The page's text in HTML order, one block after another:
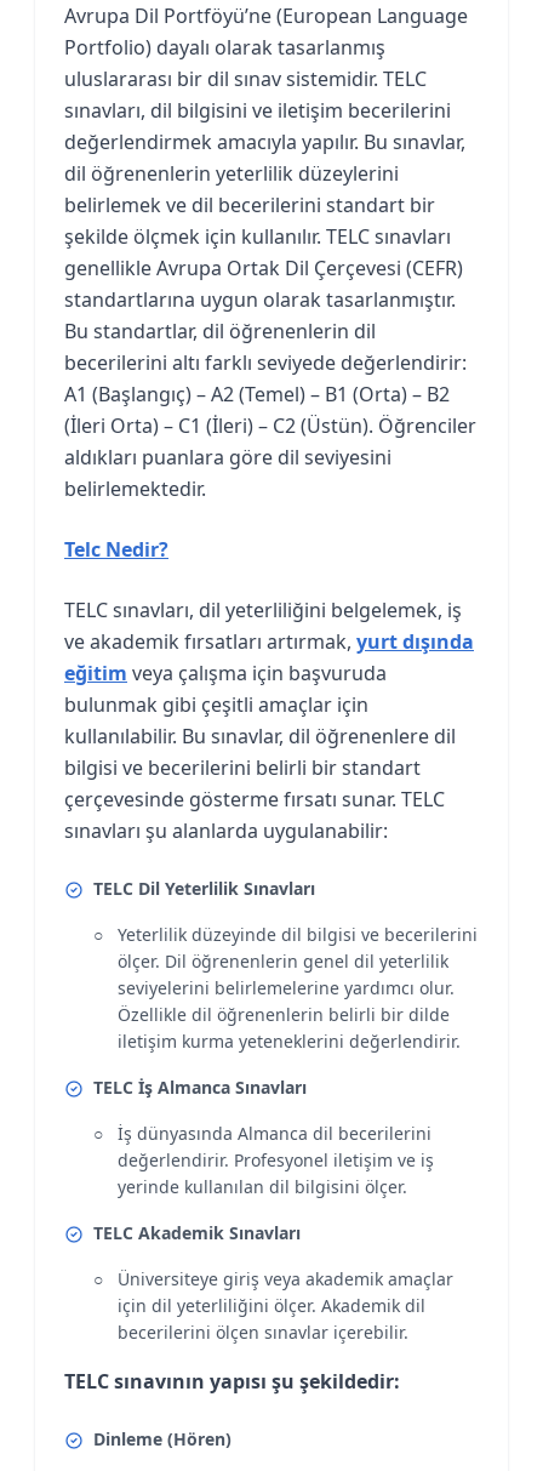
Avrupa Dil Portföyü’ne (European Language
Portfolio) dayalı olarak tasarlanmış
uluslararası bir dil sınav sistemidir. TELC
sınavları, dil bilgisini ve iletişim becerilerini
değerlendirmek amacıyla yapılır. Bu sınavlar,
dil öğrenenlerin yeterlilik düzeylerini
belirlemek ve dil becerilerini standart bir
şekilde ölçmek için kullanılır. TELC sınavları
genellikle Avrupa Ortak Dil Çerçevesi (CEFR)
standartlarına uygun olarak tasarlanmıştır.
Bu standartlar, dil öğrenenlerin dil
becerilerini altı farklı seviyede değerlendirir:
A1 (Başlangıç) – A2 (Temel) – B1 (Orta) – B2
(İleri Orta) – C1 (İleri) – C2 (Üstün). Öğrenciler
aldıkları puanlara göre dil seviyesini
belirlemektedir.
Telc Nedir?
TELC sınavları, dil yeterliliğini belgelemek, iş
ve akademik fırsatları artırmak, yurt dışında
eğitim veya çalışma için başvuruda
bulunmak gibi çeşitli amaçlar için
kullanılabilir. Bu sınavlar, dil öğrenenlere dil
bilgisi ve becerilerini belirli bir standart
çerçevesinde gösterme fırsatı sunar. TELC
sınavları şu alanlarda uygulanabilir:
TELC Dil Yeterlilik Sınavları
Yeterlilik düzeyinde dil bilgisi ve becerilerini
ölçer. Dil öğrenenlerin genel dil yeterlilik
seviyelerini belirlemelerine yardımcı olur.
Özellikle dil öğrenenlerin belirli bir dilde
iletişim kurma yeteneklerini değerlendirir.
TELC İş Almanca Sınavları
İş dünyasında Almanca dil becerilerini
değerlendirir. Profesyonel iletişim ve iş
yerinde kullanılan dil bilgisini ölçer.
TELC Akademik Sınavları
Üniversiteye giriş veya akademik amaçlar
için dil yeterliliğini ölçer. Akademik dil
becerilerini ölçen sınavlar içerebilir.
TELC sınavının yapısı şu şekildedir:
Dinleme (Hören)